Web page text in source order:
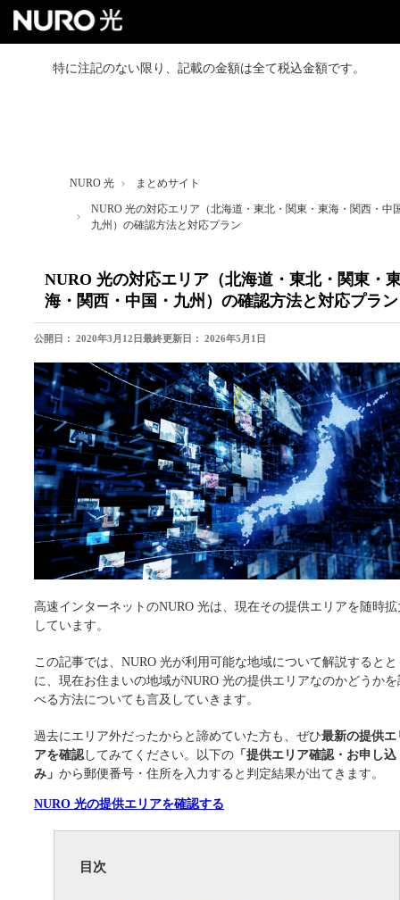
マンション向けプラン
お得なセット割
特に注記のない限り、記載の金額は全て税込金額です。
NURO 光 まとめサイト
NURO 光の対応エリア（北海道・東北・関東・東海・関西・中
九州）の確認方法と対応プラン
NURO 光の対応エリア（北海道・東北・関東・
海・関西・中国・九州）の確認方法と対応プラン
公開日： 2020年3月12日最終更新日： 2026年5月1日
高速インターネットのNURO 光は、現在その提供エリアを随時拡
しています。
この記事では、NURO 光が利用可能な地域について解説するとと
に、現在お住まいの地域がNURO 光の提供エリアなのかどうかを
べる方法についても言及していきます。
過去にエリア外だったからと諦めていた方も、ぜひ最新の提供エ
アを確認してみてください。以下の 「提供エリア確認・お申し込
み」 から郵便番号・住所を入力すると判定結果が出てきます。
NURO 光の提供エリアを確認する
目次